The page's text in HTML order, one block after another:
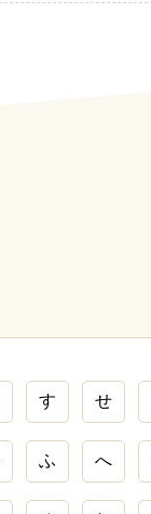
す せ
ふ へ